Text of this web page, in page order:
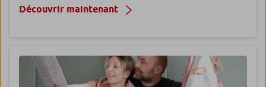
Découvrir maintenant